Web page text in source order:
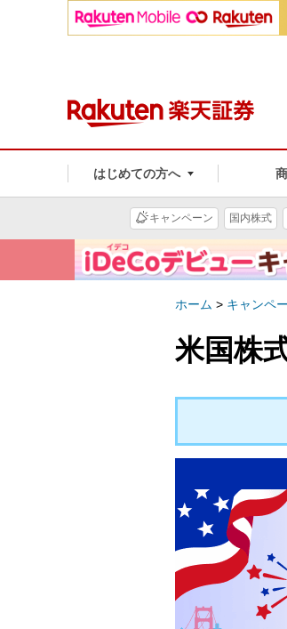
はじめての方へ
キャンペーン 国内株式
ホーム > キャンペ
米国株